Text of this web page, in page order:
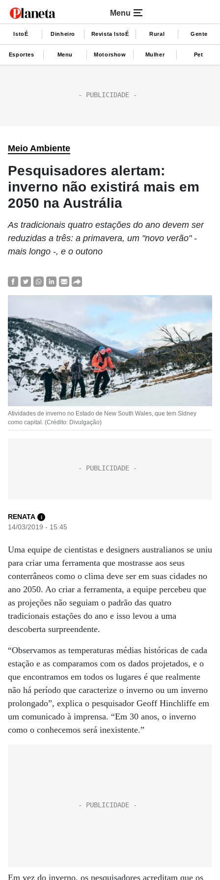
Menu
IstoÉ Dinheiro Revista IstoÉ Rural Gente
Esportes Menu Motorshow Mulher Pet
Meio Ambiente
Pesquisadores alertam:
inverno não existirá mais em
2050 na Austrália
As tradicionais quatro estações do ano devem ser
reduzidas a três: a primavera, um "novo verão" -
mais longo -, e o outono
Atividades de inverno no Estado de New South Wales, que tem Sidney
como capital. (Crédito: Divulgação)
RENATA i
14/03/2019 - 15:45
Uma equipe de cientistas e designers australianos se uniu
para criar uma ferramenta que mostrasse aos seus
conterrâneos como o clima deve ser em suas cidades no
ano 2050. Ao criar a ferramenta, a equipe percebeu que
as projeções não seguiam o padrão das quatro
tradicionais estações do ano e isso levou a uma
descoberta surpreendente.
“Observamos as temperaturas médias históricas de cada
estação e as comparamos com os dados projetados, e o
que encontramos em todos os lugares é que realmente
não há período que caracterize o inverno ou um inverno
prolongado”, explica o pesquisador Geoff Hinchliffe em
um comunicado à imprensa. “Em 30 anos, o inverno
como o conhecemos será inexistente.”
Em vez do inverno, os pesquisadores acreditam que os